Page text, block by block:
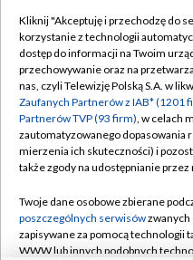
Abonament TVP
Emisja w TVP
Centrum informacji TVP
Naziemna Telewizja
Rada Programowa
System NOS
Kliknij "Akceptuję i przechodzę do
korzystanie z technologii
dostęp do informacji na Twoim
przechowywanie oraz na
nas, czyli Telewizję Polską S.A. w
Zaufanych Partnerów z IAB* (1201
Partnerów TVP (93 firm), w celach
zautomatyzowanego dopasowania
mierzenia ich skuteczności) i
także zgody na udostępnianie
Twoje dane osobowe zbierane
poszczególnych serwisówzwanych
zapisywane za pomocą technologii
WWW lub innych podobnych